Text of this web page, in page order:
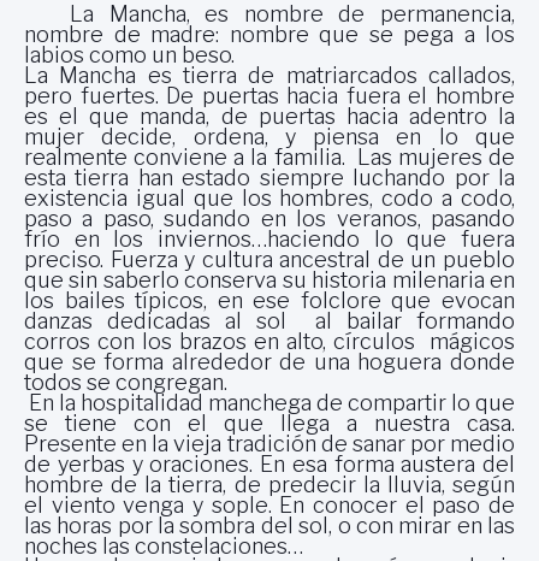
La Mancha, es nombre de permanencia,
nombre de madre: nombre que se pega a los
labios como un beso.
La Mancha es tierra de matriarcados callados,
pero fuertes. De puertas hacia fuera el hombre
es el que manda, de puertas hacia adentro la
mujer decide, ordena, y piensa en lo que
realmente conviene a la familia. Las mujeres de
esta tierra han estado siempre luchando por la
existencia igual que los hombres, codo a codo,
paso a paso, sudando en los veranos, pasando
frío en los inviernos…haciendo lo que fuera
preciso. Fuerza y cultura ancestral de un pueblo
que sin saberlo conserva su historia milenaria en
los bailes típicos, en ese folclore que evocan
danzas dedicadas al sol al bailar formando
corros con los brazos en alto, círculos mágicos
que se forma alrededor de una hoguera donde
todos se congregan.
En la hospitalidad manchega de compartir lo que
se tiene con el que llega a nuestra casa.
Presente en la vieja tradición de sanar por medio
de yerbas y oraciones. En esa forma austera del
hombre de la tierra, de predecir la lluvia, según
el viento venga y sople. En conocer el paso de
las horas por la sombra del sol, o con mirar en las
noches las constelaciones…